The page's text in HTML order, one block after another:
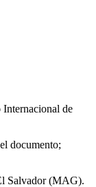
de
documento;
Salvador (MAG).